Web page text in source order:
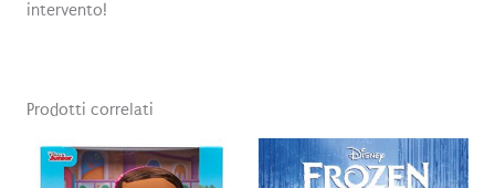
intervento!
Prodotti correlati